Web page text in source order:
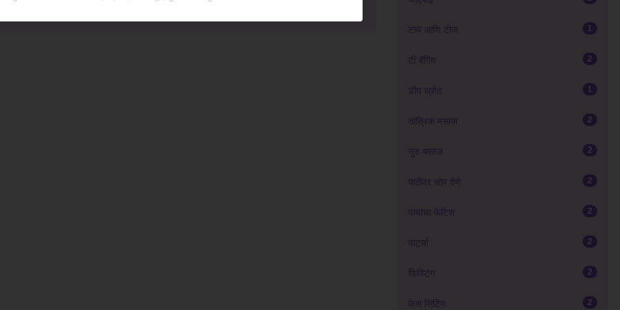
टाय आणि टीज 1
टी बॅगिंग 2
डीप थ्रोट 1
तांत्रिक मसाज 2
नुरु मसाज 2
पाठीवर चोप देणे 2
पायांचा फेटिश 2
पार्ट्या 2
फिस्टिंग 2
फेस सिटिंग 2